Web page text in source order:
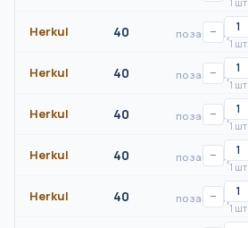
Herkul 40 по запросу
−
1 шт
Herkul 40 по запросу
−
1 шт
Herkul 40 по запросу
−
1 шт
Herkul 40 по запросу
−
1 шт
Herkul 40 по запросу
−
1 шт